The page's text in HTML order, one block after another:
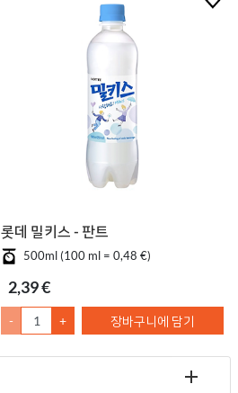
롯데 밀키스 - 판트
500ml (100 ml = 0,48 €)
2,39 €
- + 장바구니에 담기